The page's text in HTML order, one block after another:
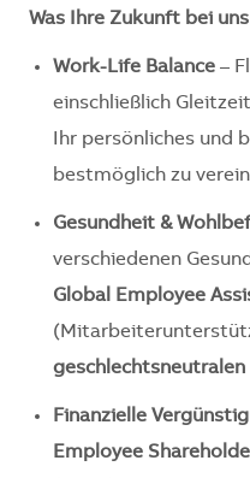
Was Ihre Zukunft bei
Work-Life Balance –
einschließlich
Ihr persönliches und
bestmöglich zu
Gesundheit &
verschiedenen
Global Employee
Finanzielle
Employee